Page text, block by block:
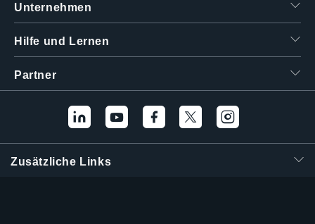
Unternehmen
Hilfe und Lernen
Partner
Zusätzliche Links